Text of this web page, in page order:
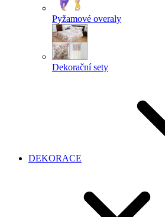
Pyžamové overaly
Dekorační sety
DEKORACE